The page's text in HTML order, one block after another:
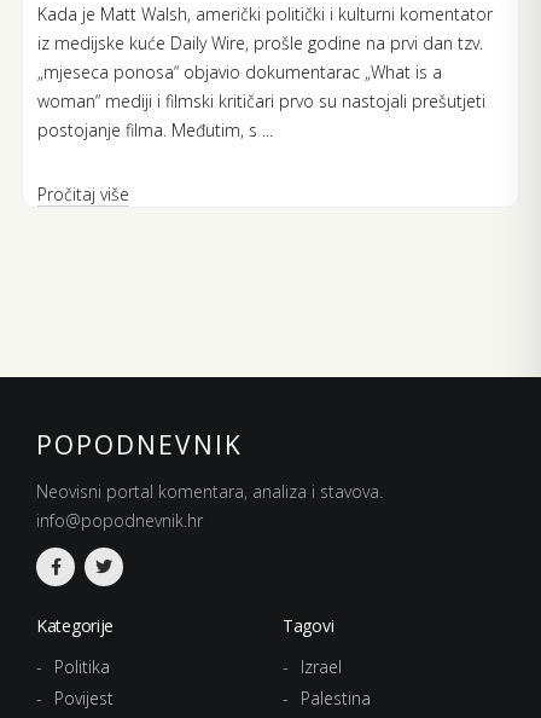
Kada je Matt Walsh, američki politički i kulturni komentator
iz medijske kuće Daily Wire, prošle godine na prvi dan tzv.
„mjeseca ponosa“ objavio dokumentarac „What is a
woman“ mediji i filmski kritičari prvo su nastojali prešutjeti
postojanje filma. Međutim, s ...
Pročitaj više
POPODNEVNIK
Neovisni portal komentara, analiza i stavova.
info@popodnevnik.hr
Kategorije
Politika
Povijest
Tagovi
Izrael
Palestina